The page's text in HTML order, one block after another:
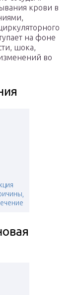
крови в
на фоне
шока,
во